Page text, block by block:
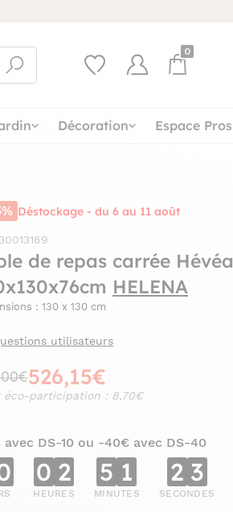
0
Décoration Espace Pros
Déstockage - du 6 au 11 août
de repas carrée Hévéa
HELENA
: 130 x 130 cm
utilisateurs
526,15€
éco-participation : 8,70€
avec DS-10 ou -40€ avec DS-40
0 2
HEURES
5 1
MINUTES
2 1
SECONDES